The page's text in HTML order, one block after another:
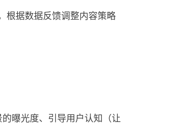
根据数据反馈调整内容策略
曝光度、引导用户认知（让